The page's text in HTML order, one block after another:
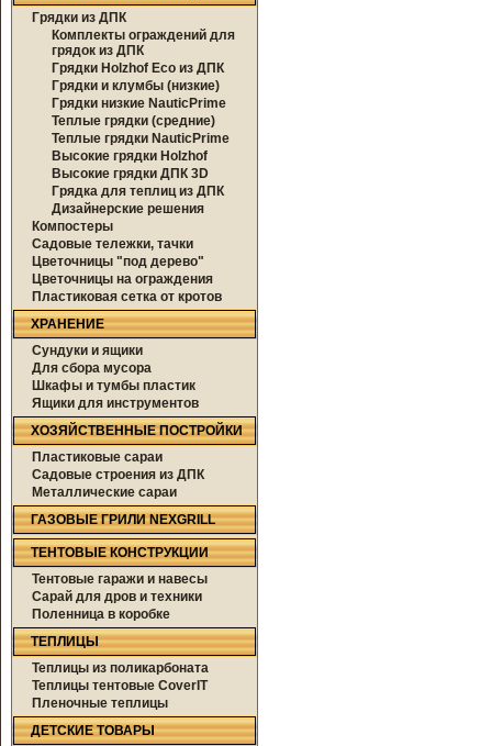
Грядки из ДПК
Комплекты ограждений для
грядок из ДПК
Грядки Holzhof Eco из ДПК
Грядки и клумбы (низкие)
Грядки низкие NauticPrime
Теплые грядки (средние)
Теплые грядки NauticPrime
Высокие грядки Holzhof
Высокие грядки ДПК 3D
Грядка для теплиц из ДПК
Дизайнерские решения
Компостеры
Садовые тележки, тачки
Цветочницы "под дерево"
Цветочницы на ограждения
Пластиковая сетка от кротов
ХРАНЕНИЕ
Сундуки и ящики
Для сбора мусора
Шкафы и тумбы пластик
Ящики для инструментов
ХОЗЯЙСТВЕННЫЕ ПОСТРОЙКИ
Пластиковые сараи
Садовые строения из ДПК
Металлические сараи
ГАЗОВЫЕ ГРИЛИ NEXGRILL
ТЕНТОВЫЕ КОНСТРУКЦИИ
Тентовые гаражи и навесы
Сарай для дров и техники
Поленница в коробке
ТЕПЛИЦЫ
Теплицы из поликарбоната
Теплицы тентовые CoverIT
Пленочные теплицы
ДЕТСКИЕ ТОВАРЫ